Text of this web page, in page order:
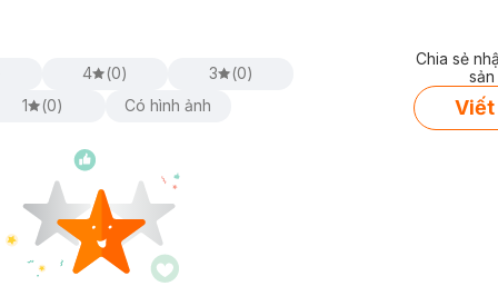
4 (0) 3 (0)
1
(0) Có hình ảnh
Chia sẻ
Viết